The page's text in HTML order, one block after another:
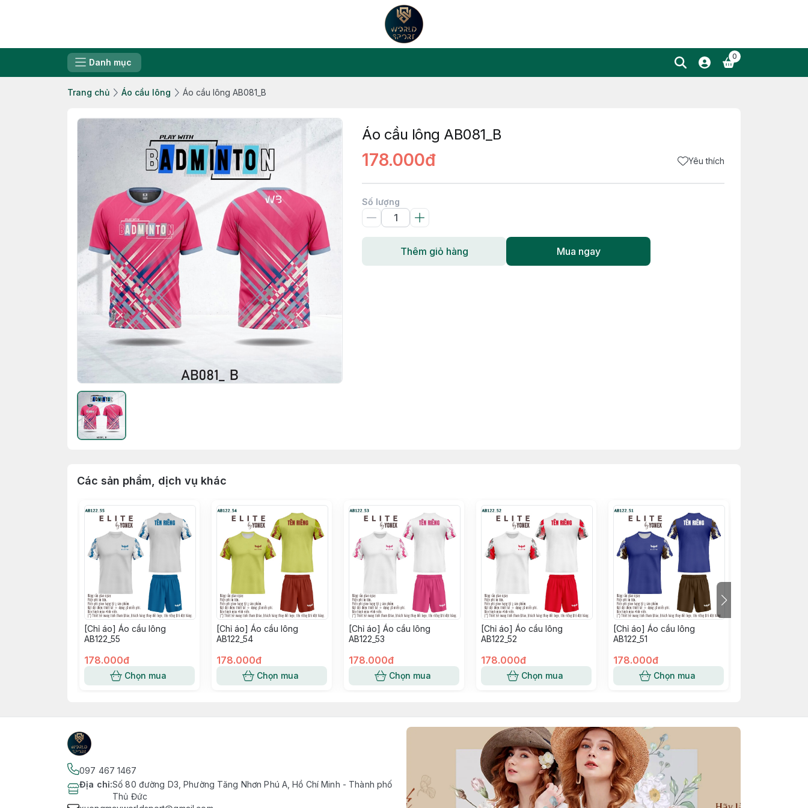
Danh mục
0
Trang chủ Áo cầu lông Áo cầu lông AB081_B
Áo cầu lông AB081_B
178.000đ Yêu thích
Số lượng
Thêm giỏ hàng Mua ngay
Các sản phẩm, dịch vụ khác
[Chỉ áo] Áo cầu lông
AB122_55
178.000đ
Chọn mua
[Chỉ áo] Áo cầu lông
AB122_54
178.000đ
Chọn mua
[Chỉ áo] Áo cầu lông
AB122_53
178.000đ
Chọn mua
[Chỉ áo] Áo cầu lông
AB122_52
178.000đ
Chọn mua
[Chỉ áo] Áo cầu lông
AB122_51
178.000đ
Chọn mua
097 467 1467
Địa chỉ:Số 80 đường D3, Phường Tăng Nhơn Phú A, Hồ Chí Minh - Thành phố
Thủ Đức